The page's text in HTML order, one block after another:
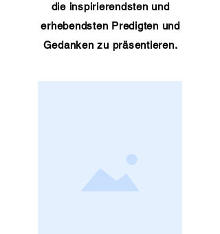
die inspirierendsten und
erhebendsten Predigten und
Gedanken zu präsentieren.